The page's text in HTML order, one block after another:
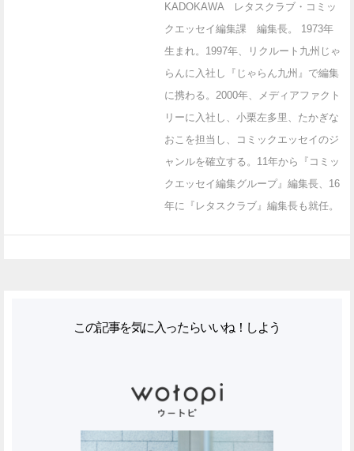
KADOKAWA レタスクラブ・コミッ
クエッセイ編集課 編集長。 1973年
生まれ。1997年、リクルート九州じゃ
らんに入社し『じゃらん九州』で編集
に携わる。2000年、メディアファクト
リーに入社し、小栗左多里、たかぎな
おこを担当し、コミックエッセイのジ
ャンルを確立する。11年から『コミッ
クエッセイ編集グループ』編集長、16
年に『レタスクラブ』編集長も就任。
この記事を気に入ったらいいね！しよう